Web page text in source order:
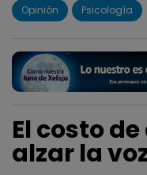
Opinión Psicología
El costo
alzar la